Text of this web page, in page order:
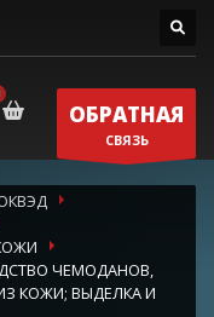
ОБРАТНАЯ
СВЯЗЬ
ЧЕМОДАНОВ,
КОЖИ; ВЫДЕЛКА И